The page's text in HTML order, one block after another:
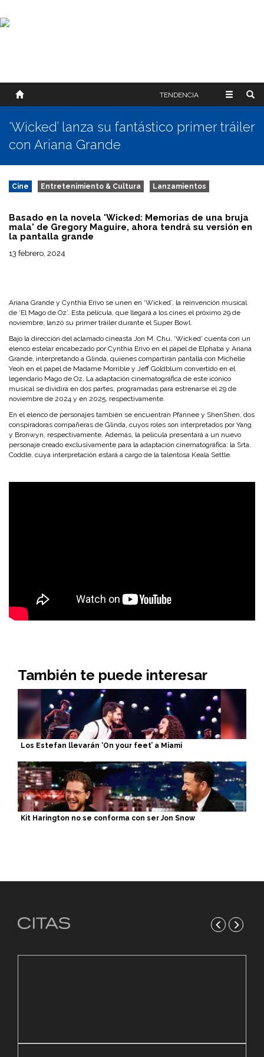
SOBRE NOSOTROS
TENDENCIA
‘Wicked’ lanza su fantástico primer tráiler
con Ariana Grande
Cine Entretenimiento & Cultura Lanzamientos
Basado en la novela 'Wicked: Memorias de una bruja
mala' de Gregory Maguire, ahora tendrá su versión en
la pantalla grande
13 febrero, 2024
Ariana Grande y Cynthia Erivo se unen en ‘Wicked’, la reinvención musical
de ‘El Mago de Oz’. Esta película, que llegará a los cines el próximo 29 de
noviembre, lanzó su primer tráiler durante el Super Bowl.
Bajo la dirección del aclamado cineasta Jon M. Chu, ‘Wicked’ cuenta con un
elenco estelar encabezado por Cynthia Erivo en el papel de Elphaba y Ariana
Grande, interpretando a Glinda, quienes compartirán pantalla con Michelle
Yeoh en el papel de Madame Morrible y Jeff Goldblum convertido en el
legendario Mago de Oz. La adaptación cinematográfica de este icónico
musical se dividirá en dos partes, programadas para estrenarse el 29 de
noviembre de 2024 y en 2025, respectivamente.
En el elenco de personajes también se encuentran Pfannee y ShenShen, dos
conspiradoras compañeras de Glinda, cuyos roles son interpretados por Yang
y Bronwyn, respectivamente. Además, la película presentará a un nuevo
personaje creado exclusivamente para la adaptación cinematográfica: la Srta.
Coddle, cuya interpretación estará a cargo de la talentosa Keala Settle.
También te puede interesar
Los Estefan llevarán ‘On your feet’ a Miami
Kit Harington no se conforma con ser Jon Snow